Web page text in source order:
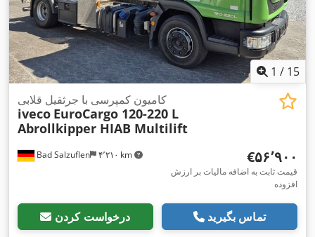
1 / 15
Bad Salzuflen ۴٬۲۱۰ km
کامیون کمپرسی با جرثقیل قلابی
iveco EuroCargo 120-220 L
Abrollkipper HIAB Multilift
‎€۵۶٬۹۰۰
قیمت ثابت به اضافه مالیات بر ارزش
افزوده
درخواست کردن تماس بگیرید